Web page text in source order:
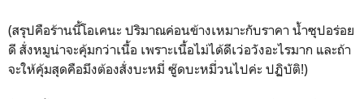
(สรุปคือร้านนี้โอเคนะ ปริมาณค่อนข้างเหมาะกับราคา น้ำซุปอร่อย
ดี สั่งหมูน่าจะคุ้มกว่าเนื้อ เพราะเนื้อไม่ได้ดีเว่อวังอะไรมาก และถ้า
จะให้คุ้มสุดคือมึงต้องสั่งบะหมี่ ซู๊ดบะหมี่วนไปค่ะ ปฏิบัติ!)